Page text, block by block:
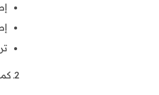
2ـ كما تقوم الإدارة بإصدار تراخيص لأنشطة صحية أخرى